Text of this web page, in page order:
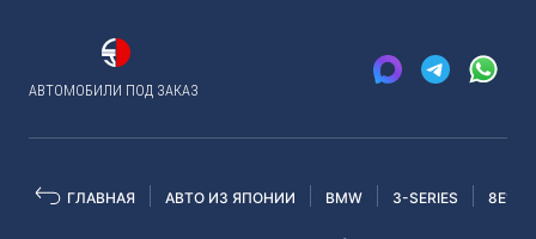
АВТОМОБИЛИ ПОД ЗАКАЗ
ГЛАВНАЯ АВТО ИЗ ЯПОНИИ BMW 3-SERIES 8E15